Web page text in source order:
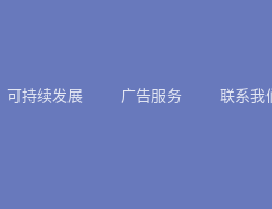
可持续发展 广告服务 联系我